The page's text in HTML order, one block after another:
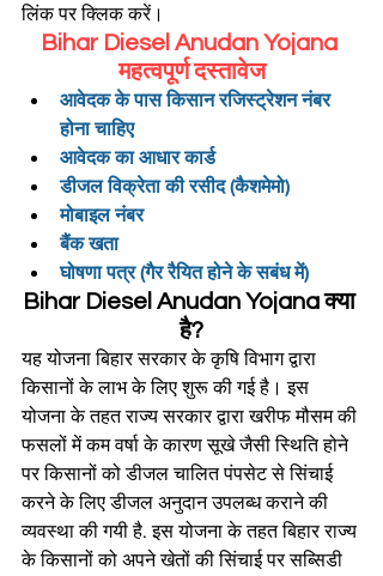
लिंक पर क्लिक करें।
Bihar Diesel Anudan Yojana
महत्वपूर्ण दस्तावेज
आवेदक के पास किसान रजिस्ट्रेशन नंबर
होना चाहिए
आवेदक का आधार कार्ड
डीजल विक्रेता की रसीद (कैशमेमो)
मोबाइल नंबर
बैंक खता
घोषणा पत्र (गैर रैयित होने के सबंध में)
Bihar Diesel Anudan Yojana क्या
है?
यह योजना बिहार सरकार के कृषि विभाग द्वारा
किसानों के लाभ के लिए शुरू की गई है। इस
योजना के तहत राज्य सरकार द्वारा खरीफ मौसम की
फसलों में कम वर्षा के कारण सूखे जैसी स्थिति होने
पर किसानों को डीजल चालित पंपसेट से सिंचाई
करने के लिए डीजल अनुदान उपलब्ध कराने की
व्यवस्था की गयी है. इस योजना के तहत बिहार राज्य
के किसानों को अपने खेतों की सिंचाई पर सब्सिडी